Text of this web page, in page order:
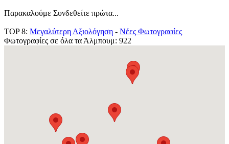
Παρακαλούμε Συνδεθείτε πρώτα...
TOP 8: Μεγαλύτερη Αξιολόγηση - Νέες Φωτογραφίες
Φωτογραφίες σε όλα τα Άλμπουμ: 922